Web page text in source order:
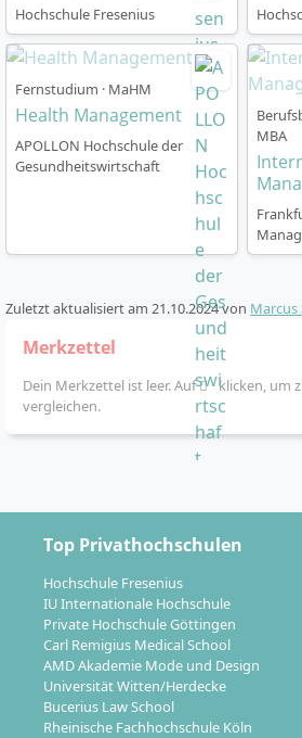
Hochschule Fresenius
Fernstudium · MaHM
Health Management
APOLLON Hochschule der
Gesundheitswirtschaft
MBA
Zuletzt aktualisiert am 21.10.2024von Marcus
Merkzettel
Dein Merkzettel ist leer. Auf
klicken, um
vergleichen.
Top Privathochschulen
Hochschule Fresenius
IU Internationale Hochschule
Private Hochschule Göttingen
Carl Remigius Medical School
AMD Akademie Mode und Design
Universität Witten/Herdecke
Bucerius Law School
Rheinische Fachhochschule Köln